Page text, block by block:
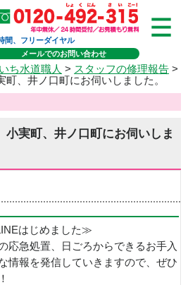
間、フリーダイヤル
メールでのお問い合わせ
ち水道職人 > スタッフの修理報告 >
、井ノ口町にお伺いしました。
小実町、井ノ口町にお伺いしま
はじめました≫
応急処置、日ごろからできるお手入
情報を発信していきますので、ぜひ